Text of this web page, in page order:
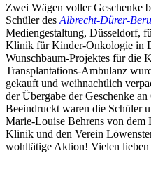
Zwei Wägen voller Geschenke
Schüler des Albrecht-Dürer-
Mediengestaltung, Düsseldorf,
Klinik für Kinder-Onkologie in
Wunschbaum-Projektes für die
Transplantations-Ambulanz
gekauft und weihnachtlich
der Übergabe der Geschenke
Beeindruckt waren die Schüler
Marie-Louise Behrens von dem
Klinik und den Verein
wohltätige Aktion! Vielen